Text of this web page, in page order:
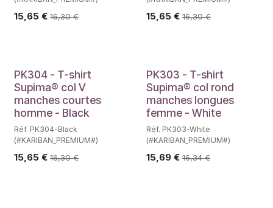
15,65 € 16,30€ 15,65€ 16,30€
PK304 - T-shirt
Supima® col V
manches courtes
homme - Black
Réf. PK304-Black
(#KARIBAN_PREMIUM#)
15,65 € 16,30€
PK303 - T-shirt
Supima® col rond
manches longues
femme - White
Réf. PK303-White
(#KARIBAN_PREMIUM#)
15,69€ 16,34€